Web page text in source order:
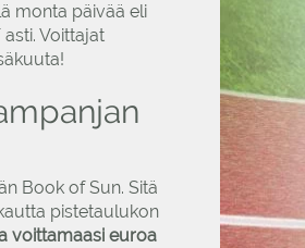
monta päivää eli
Voittajat
Book of Sun. Sitä
pistetaulukon
voittamaasi euroa